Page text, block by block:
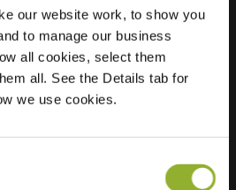
our website work, to show you
to manage our business
all cookies, select them
all. See the Details tab for
we use cookies.
1 of 2 available